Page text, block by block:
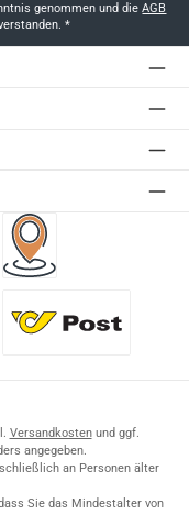
genommen und dieAGB
*
Versandkostenund ggf.
angegeben.
an Personen älter
Sie das Mindestalter von